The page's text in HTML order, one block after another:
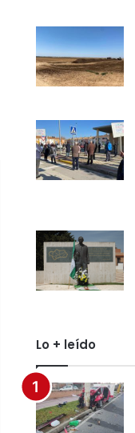
Lo + leído